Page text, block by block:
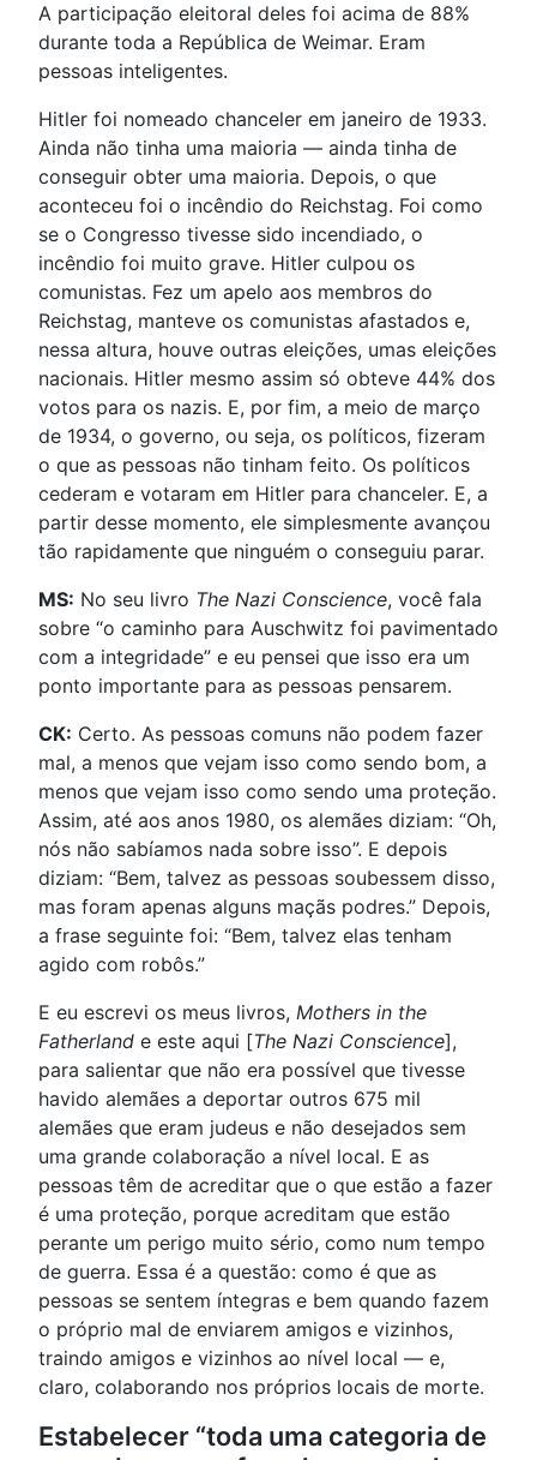
A participação eleitoral deles foi acima de 88%
durante toda a República de Weimar. Eram
pessoas inteligentes.
Hitler foi nomeado chanceler em janeiro de 1933.
Ainda não tinha uma maioria — ainda tinha de
conseguir obter uma maioria. Depois, o que
aconteceu foi o incêndio do Reichstag. Foi como
se o Congresso tivesse sido incendiado, o
incêndio foi muito grave. Hitler culpou os
comunistas. Fez um apelo aos membros do
Reichstag, manteve os comunistas afastados e,
nessa altura, houve outras eleições, umas eleições
nacionais. Hitler mesmo assim só obteve 44% dos
votos para os nazis. E, por fim, a meio de março
de 1934, o governo, ou seja, os políticos, fizeram
o que as pessoas não tinham feito. Os políticos
cederam e votaram em Hitler para chanceler. E, a
partir desse momento, ele simplesmente avançou
tão rapidamente que ninguém o conseguiu parar.
MS: No seu livro The Nazi Conscience, você fala
sobre “o caminho para Auschwitz foi pavimentado
com a integridade” e eu pensei que isso era um
ponto importante para as pessoas pensarem.
CK: Certo. As pessoas comuns não podem fazer
mal, a menos que vejam isso como sendo bom, a
menos que vejam isso como sendo uma proteção.
Assim, até aos anos 1980, os alemães diziam: “Oh,
nós não sabíamos nada sobre isso”. E depois
diziam: “Bem, talvez as pessoas soubessem disso,
mas foram apenas alguns maçãs podres.” Depois,
a frase seguinte foi: “Bem, talvez elas tenham
agido com robôs.”
E eu escrevi os meus livros, Mothers in the
Fatherland e este aqui [The Nazi Conscience],
para salientar que não era possível que tivesse
havido alemães a deportar outros 675 mil
alemães que eram judeus e não desejados sem
uma grande colaboração a nível local. E as
pessoas têm de acreditar que o que estão a fazer
é uma proteção, porque acreditam que estão
perante um perigo muito sério, como num tempo
de guerra. Essa é a questão: como é que as
pessoas se sentem íntegras e bem quando fazem
o próprio mal de enviarem amigos e vizinhos,
traindo amigos e vizinhos ao nível local — e,
claro, colaborando nos próprios locais de morte.
Estabelecer “toda uma categoria de